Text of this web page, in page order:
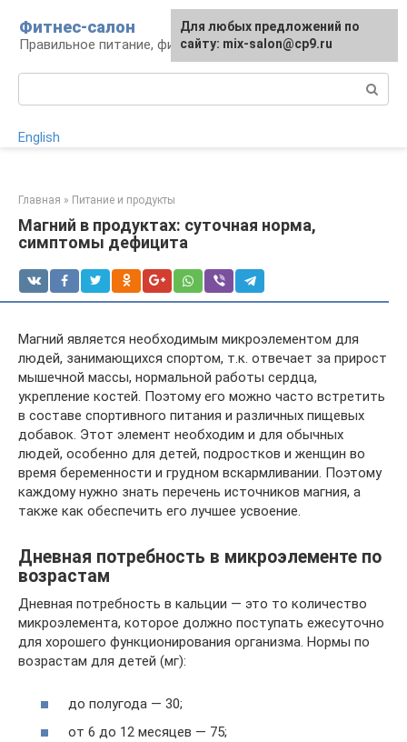
контенту
Фитнес-салон
Правильное питание, фитнес, образ жизни
English
Главная » Питание и продукты
Магний в продуктах: суточная норма,
симптомы дефицита
Магний является необходимым микроэлементом для
людей, занимающихся спортом, т.к. отвечает за прирост
мышечной массы, нормальной работы сердца,
укрепление костей. Поэтому его можно часто встретить
в составе спортивного питания и различных пищевых
добавок. Этот элемент необходим и для обычных
людей, особенно для детей, подростков и женщин во
время беременности и грудном вскармливании. Поэтому
каждому нужно знать перечень источников магния, а
также как обеспечить его лучшее усвоение.
Дневная потребность в микроэлементе по
возрастам
Дневная потребность в кальции — это то количество
микроэлемента, которое должно поступать ежесуточно
для хорошего функционирования организма. Нормы по
возрастам для детей (мг):
до полугода — 30;
от 6 до 12 месяцев — 75;
Для любых предложений по
сайту: [email protected]
Для любых предложений по
сайту: mix-salon@cp9.ru